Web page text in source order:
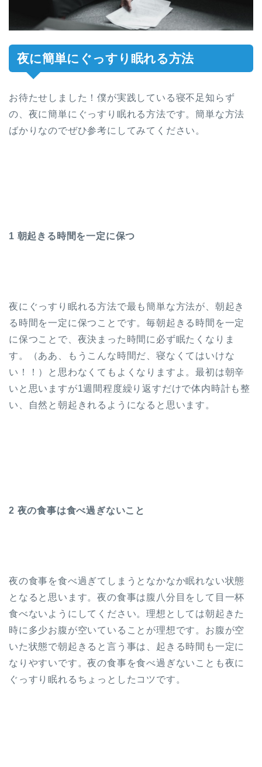
夜に簡単にぐっすり眠れる方法
お待たせしました！僕が実践している寝不足知らず
の、夜に簡単にぐっすり眠れる方法です。簡単な方法
ばかりなのでぜひ参考にしてみてください。
1 朝起きる時間を一定に保つ
夜にぐっすり眠れる方法で最も簡単な方法が、朝起き
る時間を一定に保つことです。毎朝起きる時間を一定
に保つことで、夜決まった時間に必ず眠たくなりま
す。（ああ、もうこんな時間だ、寝なくてはいけな
い！！）と思わなくてもよくなりますよ。最初は朝辛
いと思いますが1週間程度繰り返すだけで体内時計も整
い、自然と朝起きれるようになると思います。
2 夜の食事は食べ過ぎないこと
夜の食事を食べ過ぎてしまうとなかなか眠れない状態
となると思います。夜の食事は腹八分目をして目一杯
食べないようにしてください。理想としては朝起きた
時に多少お腹が空いていることが理想です。お腹が空
いた状態で朝起きると言う事は、起きる時間も一定に
なりやすいです。夜の食事を食べ過ぎないことも夜に
ぐっすり眠れるちょっとしたコツです。